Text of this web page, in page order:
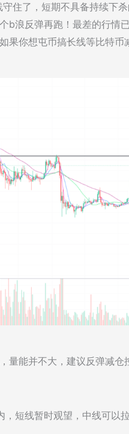
住了，短期不具备持续下
b浪反弹再跑！最差的行情
果你想屯币搞长线等比特
量能并不大，建议反弹减仓
短线暂时观望，中线可以拉